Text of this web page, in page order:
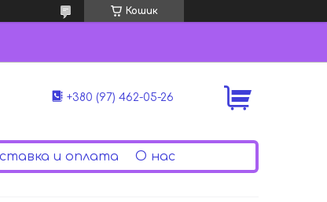
Кошик
+380 (97) 462-05-26
и оплата О нас